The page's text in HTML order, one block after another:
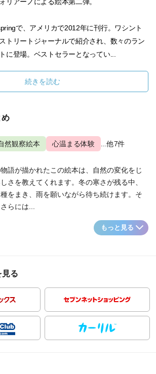
で、アメリカで2012年に刊行。ワシント
トリートジャーナルで紹介され、数々のラン
に登場。ベストセラーとなってい...
続きを読む
め
然観察絵本 心温まる体験 ...他7件
語が描かれたこの絵本は、自然の変化をじ
さを教えてくれます。冬の寒さが残る中、
をまき、雨を願いながら待ち続けます。そ
らには...
もっと見る
見る